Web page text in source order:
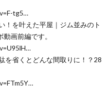
tg5…
！を叶えた平屋｜ジム並みのト
画前編です。
を省くとどんな間取りに！？28